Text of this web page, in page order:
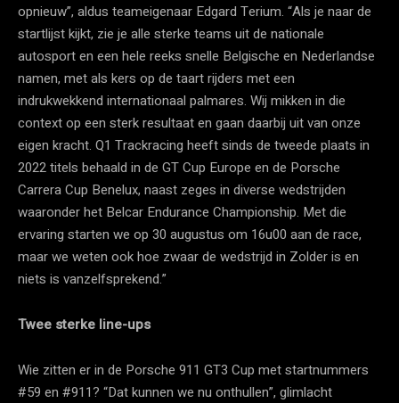
opnieuw”, aldus teameigenaar Edgard Terium. “Als je naar de
startlijst kijkt, zie je alle sterke teams uit de nationale
autosport en een hele reeks snelle Belgische en Nederlandse
namen, met als kers op de taart rijders met een
indrukwekkend internationaal palmares. Wij mikken in die
context op een sterk resultaat en gaan daarbij uit van onze
eigen kracht. Q1 Trackracing heeft sinds de tweede plaats in
2022 titels behaald in de GT Cup Europe en de Porsche
Carrera Cup Benelux, naast zeges in diverse wedstrijden
waaronder het Belcar Endurance Championship. Met die
ervaring starten we op 30 augustus om 16u00 aan de race,
maar we weten ook hoe zwaar de wedstrijd in Zolder is en
niets is vanzelfsprekend.”
Twee sterke line-ups
Wie zitten er in de Porsche 911 GT3 Cup met startnummers
#59 en #911? “Dat kunnen we nu onthullen”, glimlacht